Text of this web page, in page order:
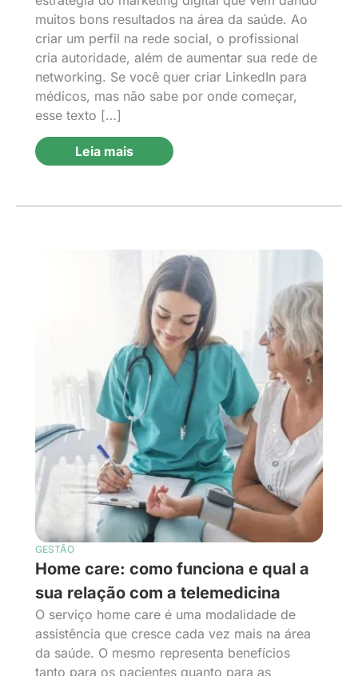
muitos bons resultados na área da saúde. Ao
criar um perfil na rede social, o profissional
cria autoridade, além de aumentar sua rede de
networking. Se você quer criar LinkedIn para
médicos, mas não sabe por onde começar,
esse texto […]
Leia mais
GESTÃO
Home care: como funciona e qual a
sua relação com a telemedicina
O serviço home care é uma modalidade de
assistência que cresce cada vez mais na área
da saúde. O mesmo representa benefícios
tanto para os pacientes quanto para as